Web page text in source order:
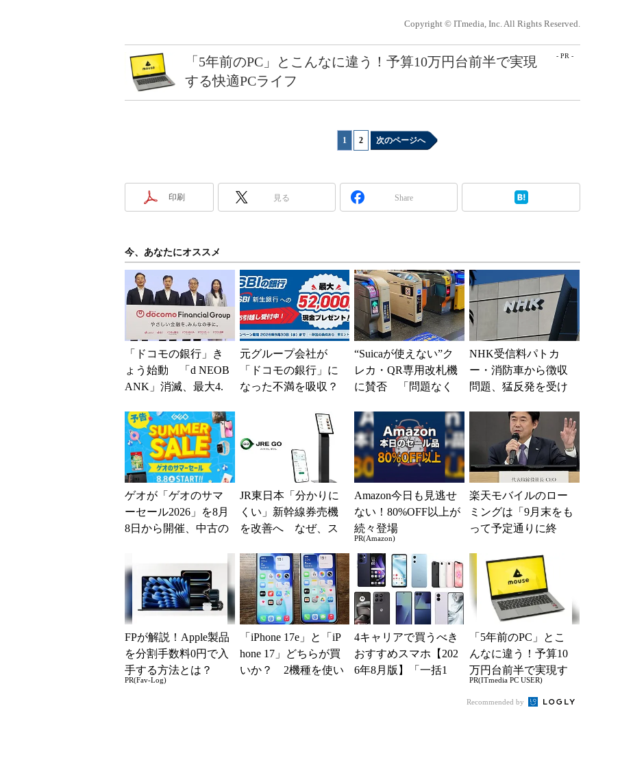
Copyright © ITmedia, Inc. All Rights Reserved.
- PR -
「5年前のPC」とこんなに違う！予算10万円台前半で実現
する快適PCライフ
1 2 次のページへ
印刷 見る Share
今、あなたにオススメ
「ドコモの銀行」き
ょう始動 「d NEOB
ANK」消滅、最大4.
解説
元グループ会社が
「ドコモの銀行」に
なった不満を吸収？
BIの銀行」として最
大5....
“Suicaが使えない”ク
レカ・QR専用改札機
に賛否 「問題なく
系ICの方がスムー...
NHK受信料パトカ
ー・消防車から徴収
問題、猛反発を受け
く」と会長
ゲオが「ゲオのサマ
ーセール2026」を8月
8日から開催、中古の
JR東日本「分かりに
くい」新幹線券売機
を改善へ なぜ、ス
の最短1分購入」を実
現？
Amazon今日も見逃せ
ない！80%OFF以上が
続々登場
PR(Amazon)
楽天モバイルのロー
ミングは「9月末をも
って予定通りに終
改善」 ただし「ル
ーラル限定...
FPが解説！Apple製品
を分割手数料0円で入
手する方法とは？
PR(Fav-Log)
「iPhone 17e」と「iP
hone 17」どちらが買
いか？ 2機種を使い
4キャリアで買うべき
おすすめスマホ【202
6年8月版】「一括1
「5年前のPC」とこ
んなに違う！予算10
万円台前半で実現す
る快適PCライフ
PR(ITmedia PC USER)
Recommended by